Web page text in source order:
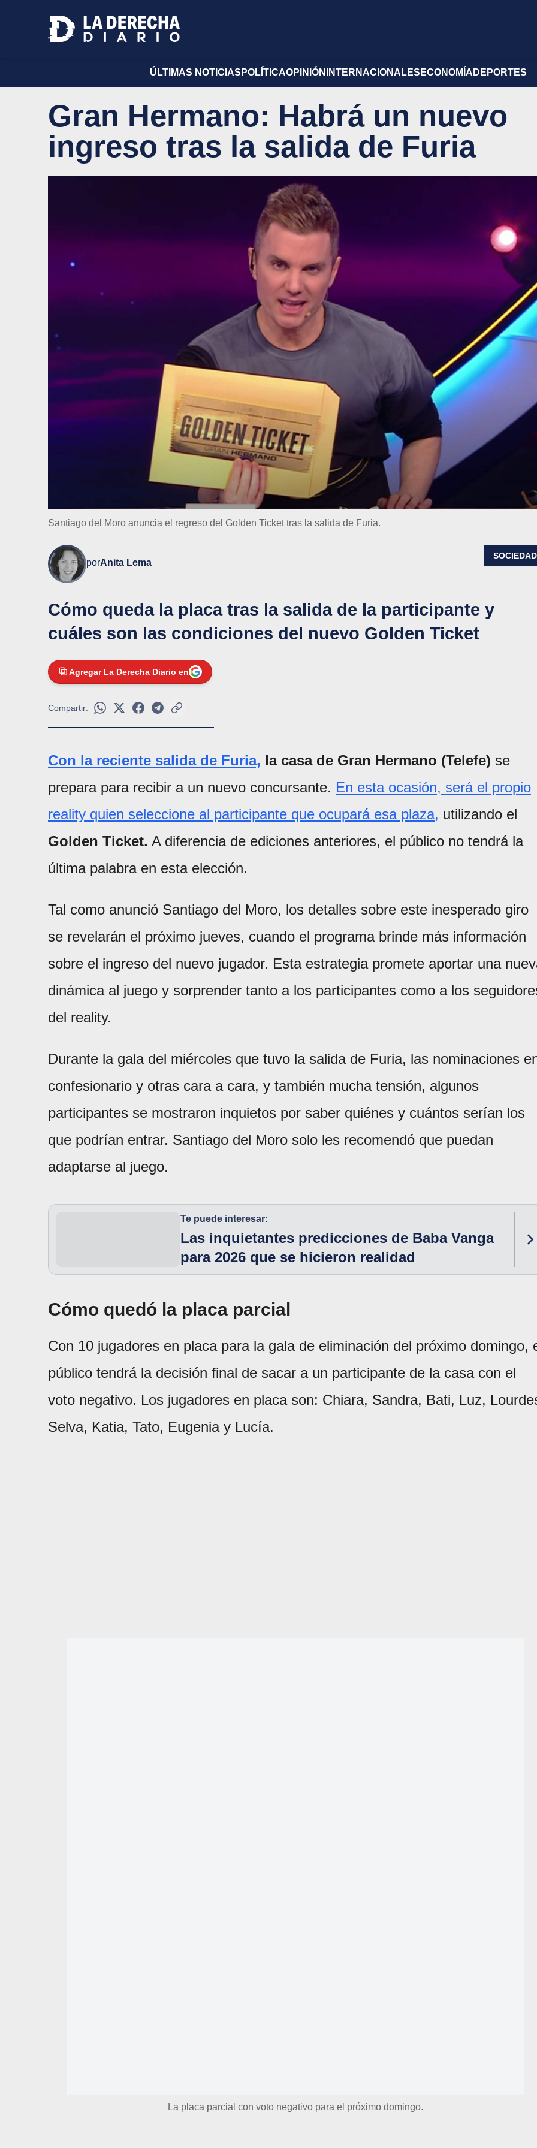
ÚLTIMAS NOTICIAS POLÍTICAOPINIÓN INTERNACIONALES ECONOMÍA DEPORTES
Gran Hermano: Habrá un nuevo
ingreso tras la salida de Furia
Santiago del Moro anuncia el regreso del Golden Ticket tras la salida de Furia.
porAnita Lema
SOCIEDAD
Cómo queda la placa tras la salida de la participante y
cuáles son las condiciones del nuevo Golden Ticket
Agregar La Derecha Diario en
Compartir:
Con la reciente salida de Furia, la casa de Gran Hermano (Telefe) se
prepara para recibir a un nuevo concursante. En esta ocasión, será el propio
reality quien seleccione al participante que ocupará esa plaza, utilizando el
Golden Ticket. A diferencia de ediciones anteriores, el público no tendrá la
última palabra en esta elección.
Tal como anunció Santiago del Moro, los detalles sobre este inesperado giro
se revelarán el próximo jueves, cuando el programa brinde más información
sobre el ingreso del nuevo jugador. Esta estrategia promete aportar una
dinámica al juego y sorprender tanto a los participantes como a los
del reality.
Durante la gala del miércoles que tuvo la salida de Furia, las nominaciones
confesionario y otras cara a cara, y también mucha tensión, algunos
participantes se mostraron inquietos por saber quiénes y cuántos serían los
que podrían entrar. Santiago del Moro solo les recomendó que puedan
adaptarse al juego.
Te puede interesar:
Las inquietantes predicciones de Baba Vanga
para 2026 que se hicieron realidad
Cómo quedó la placa parcial
Con 10 jugadores en placa para la gala de eliminación del próximo domingo,
público tendrá la decisión final de sacar a un participante de la casa con el
voto negativo. Los jugadores en placa son: Chiara, Sandra, Bati, Luz,
Selva, Katia, Tato, Eugenia y Lucía.
La placa parcial con voto negativo para el próximo domingo.